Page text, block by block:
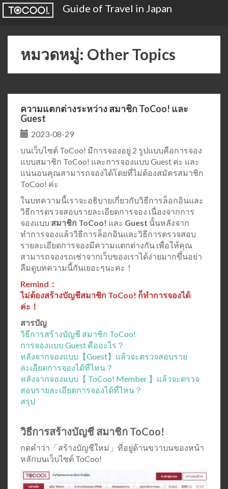
Guide of Travel in Japan
หมวดหมู่: Other Topics
ความแตกต่างระหว่าง สมาชิก ToCoo! และ
Guest
2023-08-29
บนเว็บไซต์ ToCoo! มีการจองอยู่ 2 รูปแบบคือการจอง
แบบสมาชิก ToCoo! และการจองแบบ Guest ค่ะ และ
แน่นอนคุณสามารถจองได้โดยที่ไม่ต้องสมัครสมาชิก
ToCoo! ค่ะ
ในบทความนี้เราจะอธิบายเกี่ยวกับวิธีการล็อกอินและ
วิธีการตรวจสอบรายละเอียดการจอง เนื่องจากการ
จองแบบ สมาชิก ToCoo! และ Guest นั้นหลังจาก
ทำการจองแล้ววิธีการล็อกอินและวิธีการตรวจสอบ
รายละเอียดการจองมีความแตกต่างกัน เพื่อให้คุณ
สามารถจองรถเช่าจากเว็บของเราได้ง่ายมากขึ้นอย่า
ลืมดูบทความนี้กันเยอะๆนะคะ！
Remind：
ไม่ต้องสร้างบัญชีสมาชิก ToCoo! ก็ทำการจองได้
ค่ะ！
สารบัญ
วิธีการสร้างบัญชี สมาชิก ToCoo!
การจองแบบ Guest คืออะไร？
หลังจากจองแบบ 【Guest】 แล้วจะตรวจสอบราย
ละเอียดการจองได้ที่ไหน？
หลังจากจองแบบ【 ToCoo! Member 】แล้วจะตรวจ
สอบรายละเอียดการจองได้ที่ไหน？
สรุป
วิธีการสร้างบัญชี สมาชิก ToCoo!
กดคำว่า「สร้างบัญชีใหม่」ที่อยู่ด้านขวาบนของหน้า
หลักบนเว็บไซต์ ToCoo!